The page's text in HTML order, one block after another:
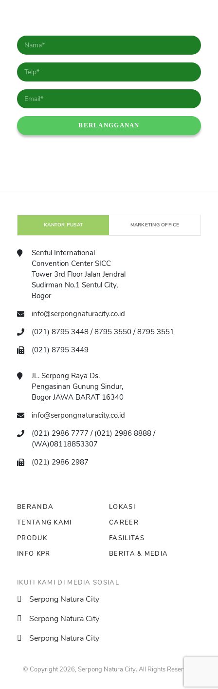
KANTOR PUSAT MARKETING OFFICE
Sentul International
Convention Center SICC
Tower 3rd Floor Jalan Jendral
Sudirman No.1 Sentul City,
Bogor
info@serpongnaturacity.co.id
(021) 8795 3448 / 8795 3550 / 8795 3551
(021) 8795 3449
JL. Serpong Raya Ds.
Pengasinan Gunung Sindur,
Bogor JAWA BARAT 16340
info@serpongnaturacity.co.id
(021) 2986 7777 / (021) 2986 8888 /
(WA)08118853307
(021) 2986 2987
BERANDA
LOKASI
TENTANG KAMI
CAREER
PRODUK
FASILITAS
INFO KPR
BERITA & MEDIA
IKUTI KAMI DI MEDIA SOSIAL
Serpong Natura City
Serpong Natura City
Serpong Natura City
© Copyright 2026, Serpong Natura City. All Rights Reserved.